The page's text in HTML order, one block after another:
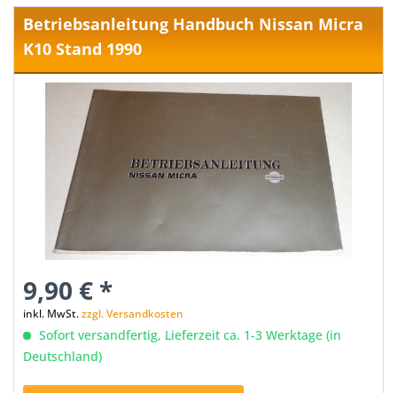
Betriebsanleitung Handbuch Nissan Micra
K10 Stand 1990
9,90 € *
inkl. MwSt.zzgl. Versandkosten
Sofort versandfertig, Lieferzeit ca. 1-3 Werktage (in
Deutschland)